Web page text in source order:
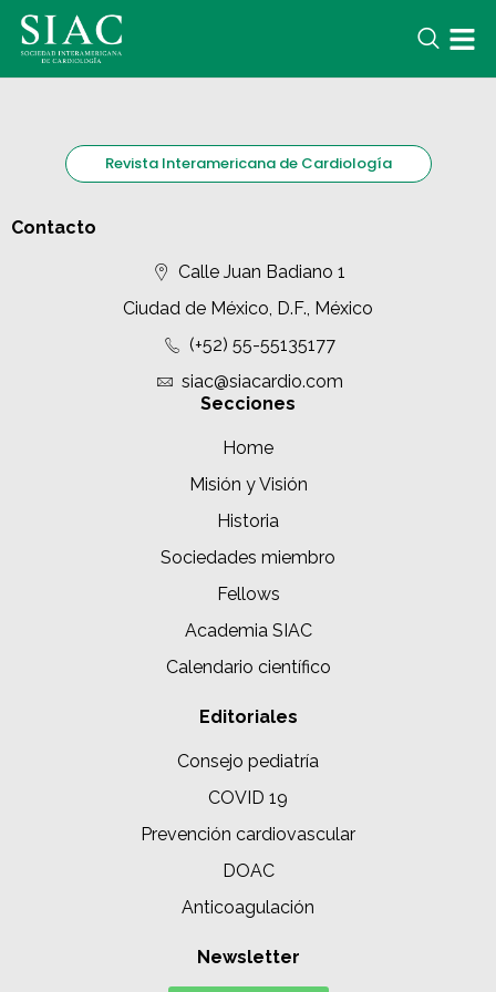
Revista Interamericana de Cardiología
Contacto
Calle Juan Badiano 1
Ciudad de México, D.F., México
(+52) 55-55135177
siac@siacardio.com
Secciones
Home
Misión y Visión
Historia
Sociedades miembro
Fellows
Academia SIAC
Calendario científico
Editoriales
Consejo pediatría
COVID 19
Prevención cardiovascular
DOAC
Anticoagulación
Newsletter